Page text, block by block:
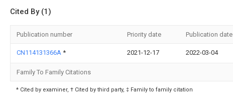
Cited By (1)
Publication number Priority date Publication date
CN114131366A * 2021-12-17 2022-03-04
Family To Family Citations
* Cited by examiner, † Cited by third party, ‡ Family to family citation